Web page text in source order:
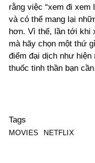
rằng việc “xem đi
và có thể mang lại
hơn. Vì thế, lần tới khi
mà hãy chọn một thứ
điểm đại dịch như
thuốc tinh thần bạn
Tags
MOVIES NETFLIX